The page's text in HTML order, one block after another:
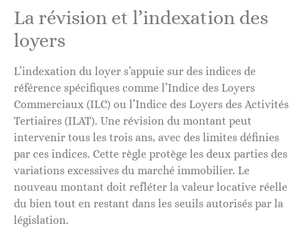
La révision et l’indexation des
loyers
L’indexation du loyer s’appuie sur des indices de
référence spécifiques comme l’Indice des Loyers
Commerciaux (ILC) ou l’Indice des Loyers des Activités
Tertiaires (ILAT). Une révision du montant peut
intervenir tous les trois ans, avec des limites définies
par ces indices. Cette règle protège les deux parties des
variations excessives du marché immobilier. Le
nouveau montant doit refléter la valeur locative réelle
du bien tout en restant dans les seuils autorisés par la
législation.